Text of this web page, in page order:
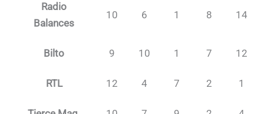
Radio
Balances
10 6 1 8 14
Bilto 9 10 1 7 12
RTL 12 4 7 2 1